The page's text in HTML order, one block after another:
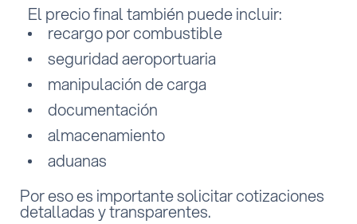
El precio final también puede incluir:
recargo por combustible
seguridad aeroportuaria
manipulación de carga
documentación
almacenamiento
aduanas
Por eso es importante solicitar cotizaciones
detalladas y transparentes.